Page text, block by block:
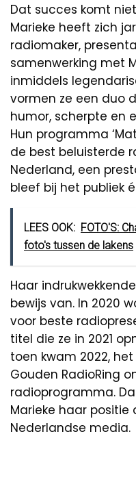
Dat succes komt
Marieke heeft zich
radiomaker,
samenwerking met
inmiddels
vormen ze een duo
humor, scherpte en
Hun programma
de best beluisterde
Nederland, een
bleef bij het publiek
LEES OOK: FOTO'S:
foto's tussen de lakens
Haar
bewijs van. In 2020
voor beste
titel die ze in 2021
toen kwam 2022,
Gouden RadioRing
radioprogramma.
Marieke haar positie
Nederlandse media.